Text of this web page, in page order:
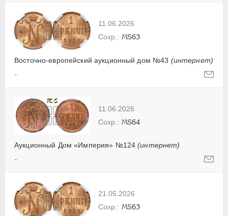
11.06.2026
Восточно-европейский аукционный дом №43 (интернет)
MS63
-
11.06.2026
Аукционный Дом «Империя» №124(интернет)
MS64
-
21.05.2026
MS63